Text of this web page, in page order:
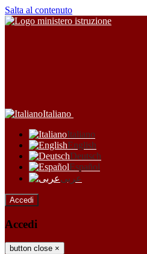
Salta al contenuto
Italiano
Italiano
English
Deutsch
Español
عربى
Accedi
Accedi
button close ×